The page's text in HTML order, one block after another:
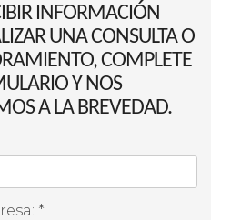
INFORMACIÓN
UNA CONSULTA O
COMPLETE
Y NOS
A LA BREVEDAD.
*